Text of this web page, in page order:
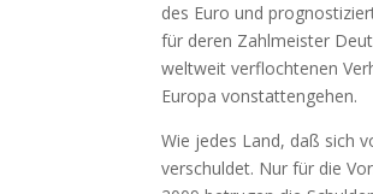
des Euro und
für deren Zahlmeister
weltweit verflochtenen
Europa vonstattengehen.
Wie jedes Land, daß sich
verschuldet. Nur für die